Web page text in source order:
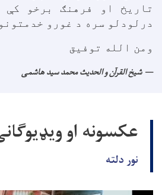
تاریخ او فرهنګ برخو
درلودلو سره د غورو
ومن الله توفیق
شیخ القرآن و الحدیث محمد سید هاشمی
عکسونه او
نور دلته